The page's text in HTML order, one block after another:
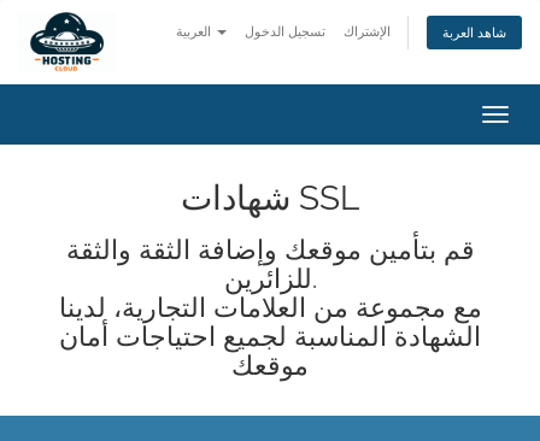
تسجيل الدخول الإشتراك شاهد العربة
تبديل
التنقل
شهادات SSL
قم بتأمين موقعك وإضافة الثقة والثقة
للزائرين.
مع مجموعة من العلامات التجارية، لدينا
الشهادة المناسبة لجميع احتياجات أمان
موقعك